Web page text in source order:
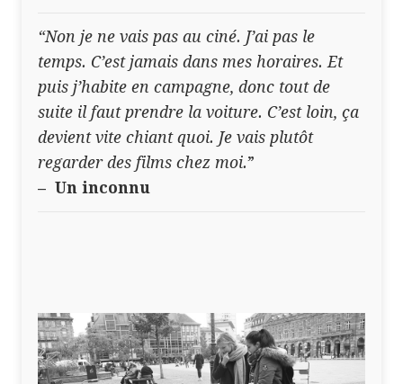
“Non je ne vais pas au ciné. J’ai pas le
temps. C’est jamais dans mes horaires. Et
puis j’habite en campagne, donc tout de
suite il faut prendre la voiture. C’est loin, ça
devient vite chiant quoi. Je vais plutôt
regarder des films chez moi.”
– Un inconnu